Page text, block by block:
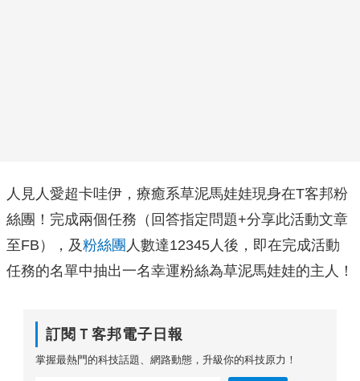
人見人愛超卡哇伊，療癒系草泥馬娃娃現身在T客邦粉
絲團！完成兩個任務（回答指定問題+分享此活動文章
至FB），及粉絲團 人數達12345人後，即在完成活動
任務的名單中抽出一名幸運粉絲為草泥馬娃娃的主人！
訂閱Ｔ客邦電子日報
掌握最熱門的科技話題、網路動態，升級你的科技原力！